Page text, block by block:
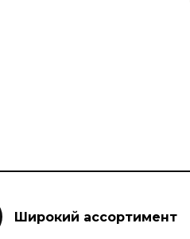
Широкий ассортимент